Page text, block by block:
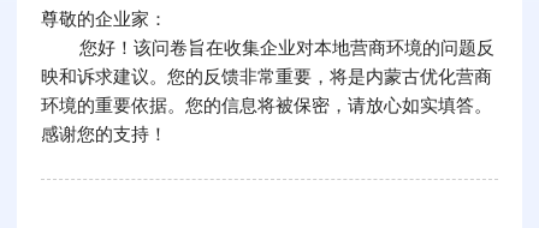
尊敬的企业家：
您好！该问卷旨在收集企业对本地营商环境的问题反
映和诉求建议。您的反馈非常重要，将是内蒙古优化营商
环境的重要依据。您的信息将被保密，请放心如实填答。
感谢您的支持！